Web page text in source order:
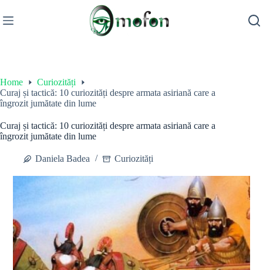
to
content
Home
Curiozități
Curaj și tactică: 10 curiozități despre armata asiriană care a
îngrozit jumătate din lume
Curaj și tactică: 10 curiozități despre armata asiriană care a
îngrozit jumătate din lume
Daniela Badea Curiozități